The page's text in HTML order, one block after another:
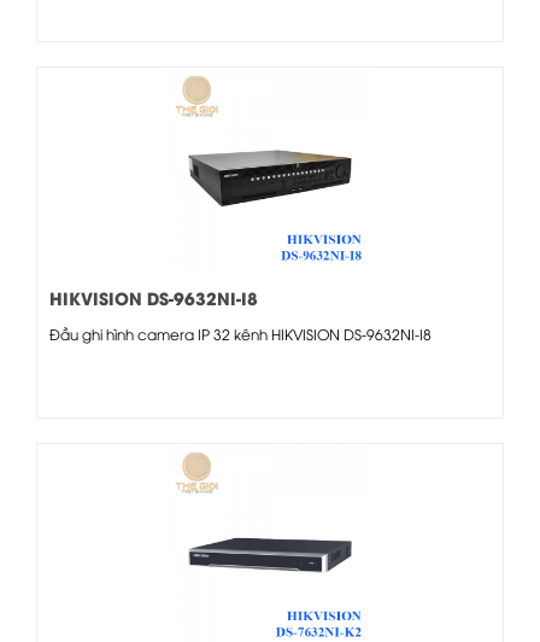
HIKVISION DS-9632NI-I8
Đầu ghi hình camera IP 32 kênh HIKVISION DS-9632NI-I8